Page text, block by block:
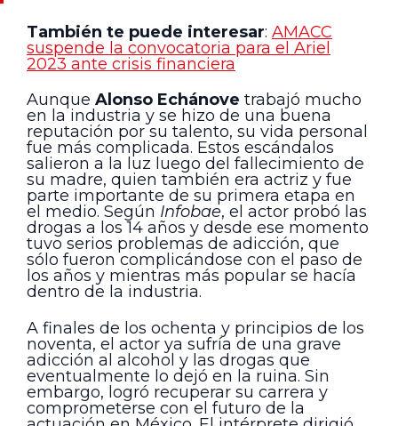
También te puede interesar: AMACC
suspende la convocatoria para el Ariel
2023 ante crisis financiera
Aunque Alonso Echánove trabajó mucho
en la industria y se hizo de una buena
reputación por su talento, su vida personal
fue más complicada. Estos escándalos
salieron a la luz luego del fallecimiento de
su madre, quien también era actriz y fue
parte importante de su primera etapa en
el medio. Según Infobae, el actor probó las
drogas a los 14 años y desde ese momento
tuvo serios problemas de adicción, que
sólo fueron complicándose con el paso de
los años y mientras más popular se hacía
dentro de la industria.
A finales de los ochenta y principios de los
noventa, el actor ya sufría de una grave
adicción al alcohol y las drogas que
eventualmente lo dejó en la ruina. Sin
embargo, logró recuperar su carrera y
comprometerse con el futuro de la